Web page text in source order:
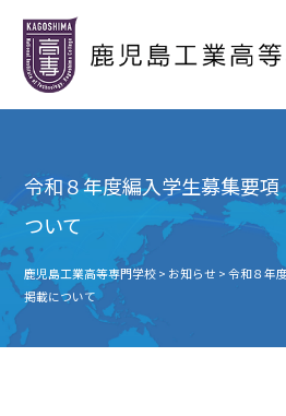
令和８年度編入学生募集要
ついて
鹿児島工業高等専門学校> お知らせ >令和８年
掲載について